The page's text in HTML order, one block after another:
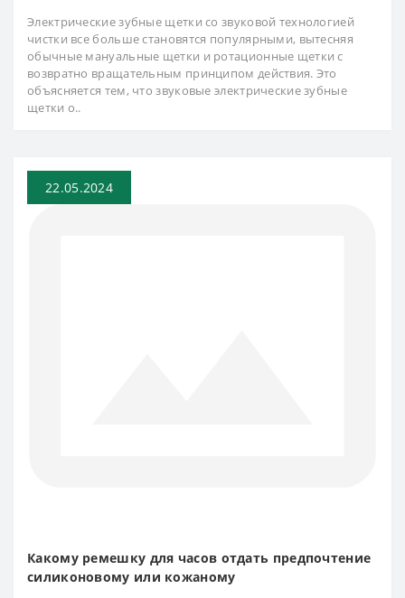
Электрические зубные щетки со звуковой технологией
чистки все больше становятся популярными, вытесняя
обычные мануальные щетки и ротационные щетки с
возвратно вращательным принципом действия. Это
объясняется тем, что звуковые электрические зубные
щетки о..
22.05.2024
Какому ремешку для часов отдать предпочтение
силиконовому или кожаному